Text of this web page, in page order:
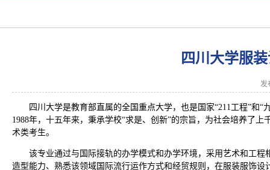
四川大学服
发
四川大学是教育部直属的全国重点大学，也是国家“211工程”和
1988年，十五年来，秉承学校“求是、创新”的宗旨，为社会培养了
术类考生。
该专业通过与国际接轨的办学模式和办学环境，采用艺术和工
造型能力、熟悉该领域国际流行运作方式和经贸规则，在服装服饰